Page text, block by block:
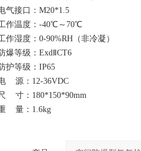
气接口 ： M20*1.5
作温度： -40℃～70℃
作湿度： 0-90%RH（非冷凝）
爆等级： ExdⅡCT6
护等级： IP65
源： 12-36VDC
寸： 180*150*90mm
量： 1.6kg